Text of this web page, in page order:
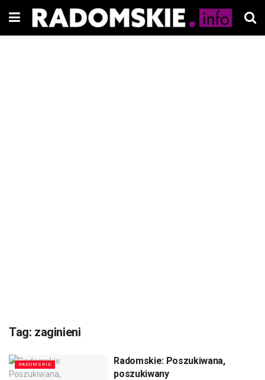
Tag: zaginieni
RADOMSKIE
Radomskie: Poszukiwana,
poszukiwany